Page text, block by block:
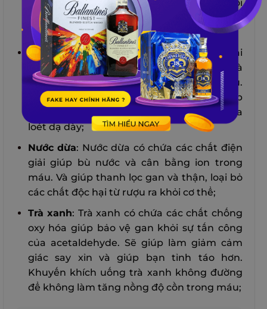
mỏng vài lát gừng tươi và pha với nước sôi
để uống. Hoặc cũng có thể ăn trực tiếp
gừng để giảm buồn nôn và ợ hơi;
Sữa tươi: Sữa có chứa casein, một loại
protein giúp bao phủ niêm mạc dạ dày và
làm chậm quá trình hấp thụ rượu vào máu.
Đồng thời cung cấp canxi và magie giúp
điều hòa acid trong dạ dày và ngăn ngừa
loét dạ dày;
Nước dừa: Nước dừa có chứa các chất điện
giải giúp bù nước và cân bằng ion trong
máu. Và giúp thanh lọc gan và thận, loại bỏ
các chất độc hại từ rượu ra khỏi cơ thể;
Trà xanh: Trà xanh có chứa các chất chống
oxy hóa giúp bảo vệ gan khỏi sự tấn công
của acetaldehyde. Sẽ giúp làm giảm cảm
giác say xỉn và giúp bạn tỉnh táo hơn.
Khuyến khích uống trà xanh không đường
để không làm tăng nồng độ cồn trong máu;